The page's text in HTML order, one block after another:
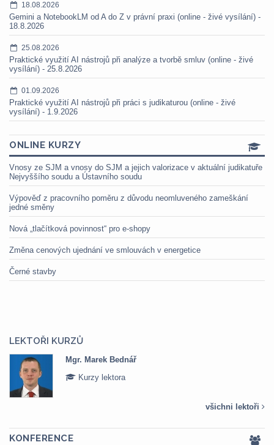
18.08.2026
Gemini a NotebookLM od A do Z v právní praxi (online - živé vysílání) -
18.8.2026
25.08.2026
Praktické využití AI nástrojů při analýze a tvorbě smluv (online - živé
vysílání) - 25.8.2026
01.09.2026
Praktické využití AI nástrojů při práci s judikaturou (online - živé
vysílání) - 1.9.2026
ONLINE KURZY
Vnosy ze SJM a vnosy do SJM a jejich valorizace v aktuální judikatuře
Nejvyššího soudu a Ústavního soudu
Výpověď z pracovního poměru z důvodu neomluveného zameškání
jedné směny
Nová „tlačítková povinnost“ pro e-shopy
Změna cenových ujednání ve smlouvách v energetice
Černé stavby
LEKTOŘI KURZŮ
Mgr. Marek Bednář
Kurzy lektora
všichni lektoři
KONFERENCE